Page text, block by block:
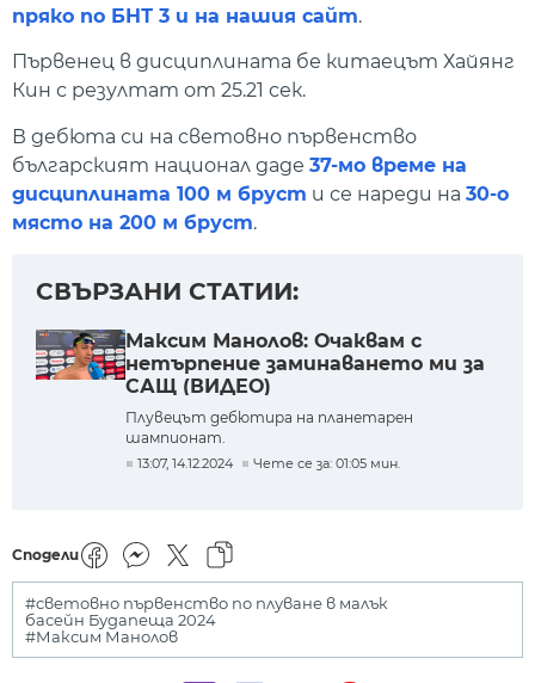
пряко по БНТ 3 и на нашия сайт.
Първенец в дисциплината бе китаецът Хайянг
Кин с резултат от 25.21 сек.
В дебюта си на световно първенство
българският национал даде 37-мо време на
дисциплината 100 м бруст и се нареди на 30-о
място на 200 м бруст.
СВЪРЗАНИ СТАТИИ:
Максим Манолов: Очаквам с
нетърпение заминаването ми за
САЩ (ВИДЕО)
Плувецът дебютира на планетарен
шампионат.
13:07, 14.12.2024 Чете се за: 01:05 мин.
Сподели
#световно първенство по плуване в малък
басейн Будапеща 2024
#Максим Манолов